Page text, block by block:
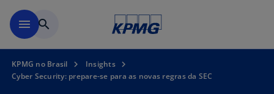
menu search
KPMG no Brasil
Insights
Cyber Security: prepare-se para as novas regras da SEC